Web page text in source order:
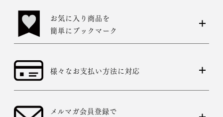
お気に入り商品を
簡単にブックマーク
様々なお支払い方法に対応
メルマガ会員登録で